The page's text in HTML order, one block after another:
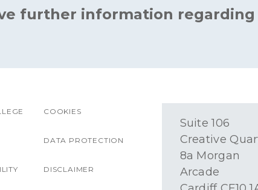
further information regarding
COOKIES
DATA PROTECTION
DISCLAIMER
Suite 106
Creative
8a Morgan
Arcade